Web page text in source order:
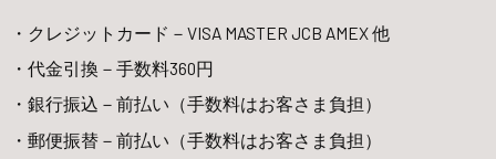
クレジットカード－VISA MASTER JCB AMEX 他
代金引換－手数料360円
銀行振込－前払い（手数料はお客さま負担）
郵便振替－前払い（手数料はお客さま負担）